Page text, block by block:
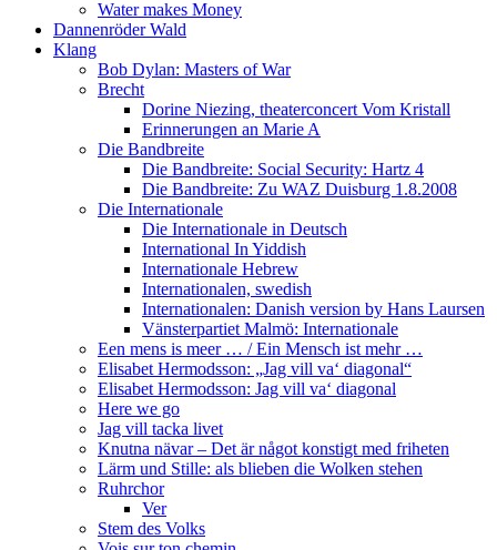
Water makes Money
Dannenröder Wald
Klang
Bob Dylan: Masters of War
Brecht
Dorine Niezing, theaterconcert Vom Kristall
Erinnerungen an Marie A
Die Bandbreite
Die Bandbreite: Social Security: Hartz 4
Die Bandbreite: Zu WAZ Duisburg 1.8.2008
Die Internationale
Die Internationale in Deutsch
International In Yiddish
Internationale Hebrew
Internationalen, swedish
Internationalen: Danish version by Hans Laursen
Vänsterpartiet Malmö: Internationale
Een mens is meer … / Ein Mensch ist mehr …
Elisabet Hermodsson: „Jag vill va‘ diagonal“
Elisabet Hermodsson: Jag vill va‘ diagonal
Here we go
Jag vill tacka livet
Knutna nävar – Det är något konstigt med friheten
Lärm und Stille: als blieben die Wolken stehen
Ruhrchor
Ver
Stem des Volks